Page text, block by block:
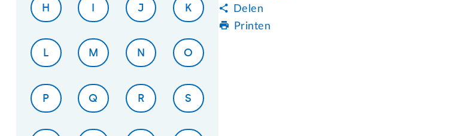
H I J K
L M N O
P Q R S
Delen
Printen